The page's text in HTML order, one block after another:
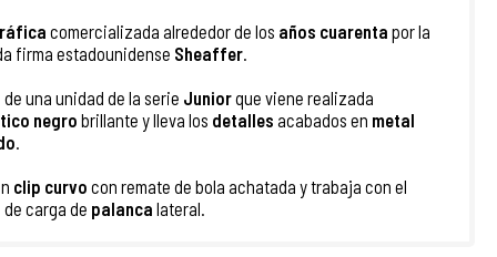
comercializada alrededor de los años cuarenta por la
firma estadounidense Sheaffer.
una unidad de la serie Juniorque viene realizada
negro brillante y lleva los detalles acabados en metal
.
clip curvo con remate de bola achatada y trabaja con el
carga de palanca lateral.